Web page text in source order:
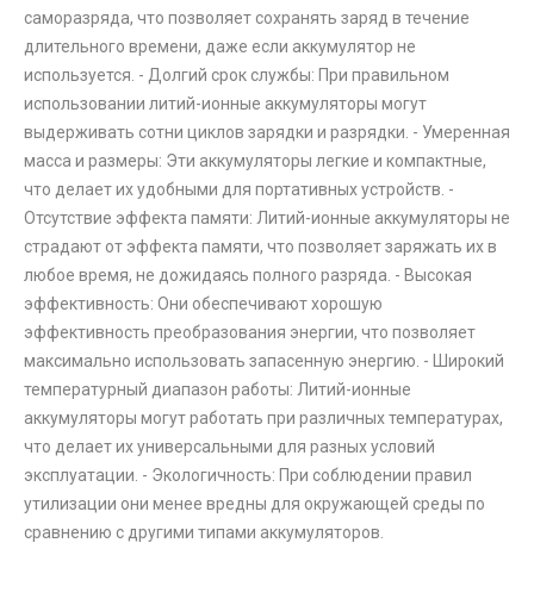
саморазряда, что позволяет сохранять заряд в течение
длительного времени, даже если аккумулятор не
используется. - Долгий срок службы: При правильном
использовании литий-ионные аккумуляторы могут
выдерживать сотни циклов зарядки и разрядки. - Умеренная
масса и размеры: Эти аккумуляторы легкие и компактные,
что делает их удобными для портативных устройств. -
Отсутствие эффекта памяти: Литий-ионные аккумуляторы не
страдают от эффекта памяти, что позволяет заряжать их в
любое время, не дожидаясь полного разряда. - Высокая
эффективность: Они обеспечивают хорошую
эффективность преобразования энергии, что позволяет
максимально использовать запасенную энергию. - Широкий
температурный диапазон работы: Литий-ионные
аккумуляторы могут работать при различных температурах,
что делает их универсальными для разных условий
эксплуатации. - Экологичность: При соблюдении правил
утилизации они менее вредны для окружающей среды по
сравнению с другими типами аккумуляторов.